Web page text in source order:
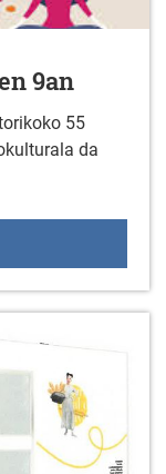
9an
55
da